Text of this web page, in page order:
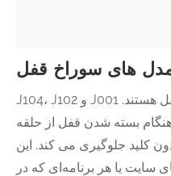
های سوراخ قفل
J104، J102 و J001 دارای یک سوراخ قفل در بدنه قفل هستند.
بسته شدن قفل از حلقه
کلید جلوگیری می کند. این
سایت یا هر برنامه‌ای که در